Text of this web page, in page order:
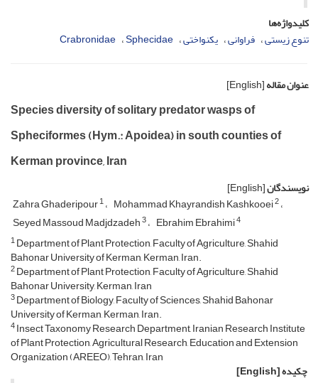
کلیدواژه‌ها
تنوع زیستی فراوانی یکنواختی Sphecidae
Crabronidae
عنوان مقاله[English]
Species diversity of solitary predator wasps of
Spheciformes (Hym.: Apoidea) in south counties of
Kerman province, Iran
نویسندگان[English]
Zahra Ghaderipour1 Mohammad Khayrandish Kashkooei2
Seyed Massoud Madjdzadeh3 Ebrahim Ebrahimi4
1Department of Plant Protection, Faculty of Agriculture, Shahid
Bahonar University of Kerman, Kerman, Iran.
2Department of Plant Protection, Faculty of Agriculture, Shahid
Bahonar University, Kerman, Iran
3Department of Biology, Faculty of Sciences, Shahid Bahonar
University of Kerman, Kerman, Iran.
4Insect Taxonomy Research Department, Iranian Research Institute
of Plant Protection, Agricultural Research, Education and Extension
Organization (AREEO), Tehran, Iran
چکیده[English]